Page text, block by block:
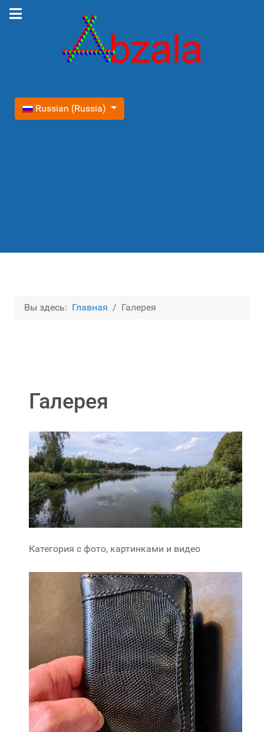
Выберите язык
Russian (Russia)
Вы здесь: Главная Галерея
Галерея
Категория с фото, картинками и видео